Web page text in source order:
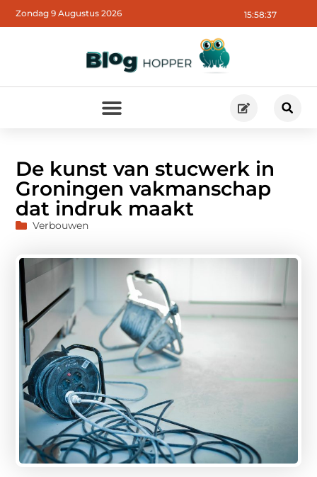
15:58:38
Zondag 9 Augustus 2026
De kunst van stucwerk in
Groningen vakmanschap
dat indruk maakt
Verbouwen